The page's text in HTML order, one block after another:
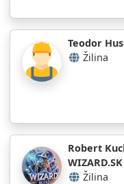
Teodor
Žilina
Robert
Žilina